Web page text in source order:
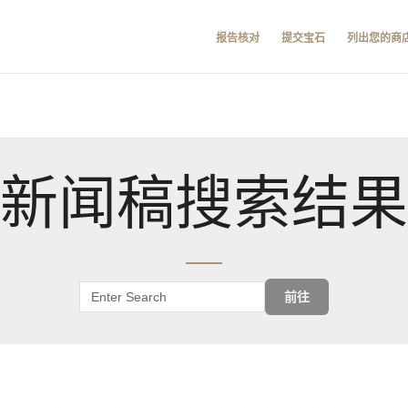
报告核对 提交宝石 列出您的商
新闻稿搜索结果
前往